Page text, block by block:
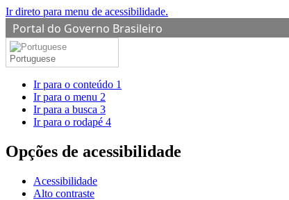
Ir direto para menu de acessibilidade.
Portal do Governo Brasileiro
Portuguese
Ir para o conteúdo 1
Ir para o menu 2
Ir para a busca 3
Ir para o rodapé 4
Opções de acessibilidade
Acessibilidade
Alto contraste